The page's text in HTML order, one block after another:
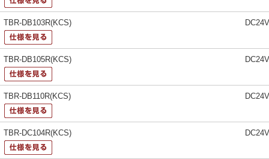
TBR-DB103R(KCS)
TBR-DB105R(KCS)
TBR-DB110R(KCS)
TBR-DC104R(KCS)